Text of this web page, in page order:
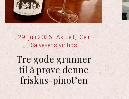
29. juli 2026 Aktuelt, Geir
Salvesens vintips
Tre gode grunner
til å prøve denne
friskus-pinot’en